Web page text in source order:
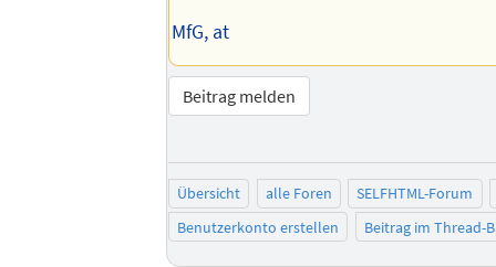
MfG, at
Beitrag melden
Übersicht alle Foren
SELFHTML-Forum
Benutzerkonto erstellen
Beitrag im Thread-